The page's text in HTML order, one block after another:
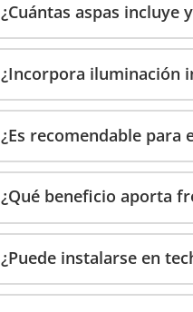
¿Cuántas aspas incluye
¿Incorpora iluminación
¿Es recomendable para
¿Qué beneficio aporta
¿Puede instalarse en